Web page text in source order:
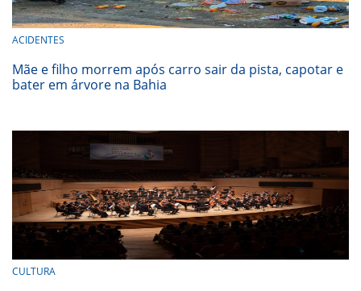
ACIDENTES
Mãe e filho morrem após carro sair da pista, capotar e
bater em árvore na Bahia
CULTURA